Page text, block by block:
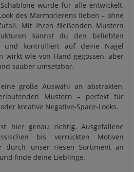
wurde für alle entwickelt,
des Marmorierens lieben – ohne
Mit ihren fließenden Mustern
kannst du den beliebten
und kontrolliert auf deine Nägel
wirkt wie von Hand gegossen, aber
sauber umsetzbar.
große Auswahl an abstrakten,
Mustern – perfekt für
kreative Negative-Space-Looks.
hier genau richtig. Ausgefallene
bis verrückten Motiven
durch unser riesen Sortiment an
finde deine Lieblinge.